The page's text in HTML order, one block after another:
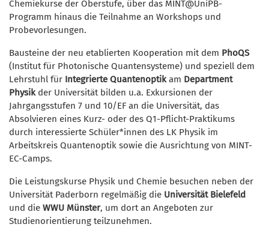
Chemiekurse der Oberstufe, über das MINT@UniPB-
Programm hinaus die Teilnahme an Workshops und
Probevorlesungen.
Bausteine der neu etablierten Kooperation mit dem PhoQS
(Institut für Photonische Quantensysteme) und speziell dem
Lehrstuhl für Integrierte Quantenoptikam Department
Physikder Universität bilden u.a. Exkursionen der
Jahrgangsstufen 7 und 10/EF an die Universität, das
Absolvieren eines Kurz- oder des Q1-Pflicht-Praktikums
durch interessierte Schüler*innen des LK Physik im
Arbeitskreis Quantenoptik sowie die Ausrichtung von MINT-
EC-Camps.
Die Leistungskurse Physik und Chemie besuchen neben der
Universität Paderborn regelmäßig die Universität Bielefeld
und die WWU Münster, um dort an Angeboten zur
Studienorientierung teilzunehmen.